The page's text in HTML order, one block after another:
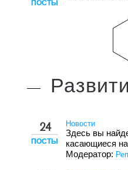
ПОСТЫ
24
ПОСТЫ
Новости
Здесь вы
касающиеся
Модератор: